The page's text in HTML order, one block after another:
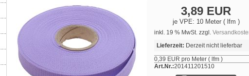
3,89 EUR
je VPE: 10 Meter ( lfm )
inkl. 19 % MwSt. zzgl.
Lieferzeit: Derzeit nicht lieferbar
0,39 EUR pro Meter ( lfm )
Art.Nr.:201411201510